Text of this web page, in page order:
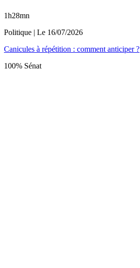
1h28mn
Politique | Le 16/07/2026
Canicules à répétition : comment anticiper ?
100% Sénat